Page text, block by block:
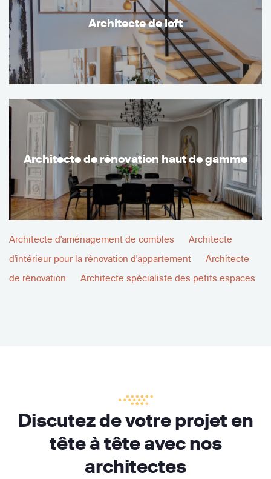
Architecte de loft
Architecte de rénovation haut de gamme
Architecte d'aménagement de combles
Architecte
d'intérieur pour la rénovation d'appartement
Architecte
de rénovation
Architecte spécialiste des petits espaces
Discutez de votre projet en
tête à tête avec nos
architectes